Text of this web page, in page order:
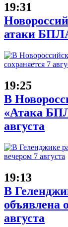
19:31
атаки
19:25
В
«Атака
августа
19:13
В
объявлена
августа